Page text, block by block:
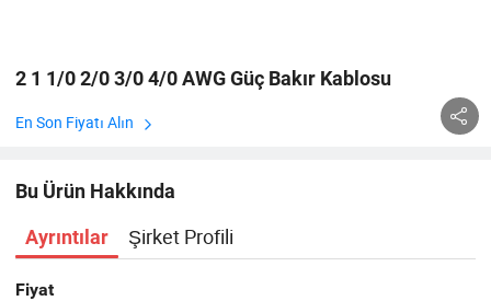
2 1 1/0 2/0 3/0 4/0 AWG Güç Bakır Kablosu
En Son Fiyatı Alın
Bu Ürün Hakkında
Ayrıntılar Şirket Profili
Fiyat